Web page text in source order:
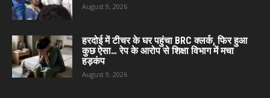
August 9, 2026
हरदोई में टीचर के घर पहुंचा BRC क्लर्क, फिर हुआ
कुछ ऐसा… रेप के आरोप से शिक्षा विभाग में मचा
हड़कंप
August 9, 2026